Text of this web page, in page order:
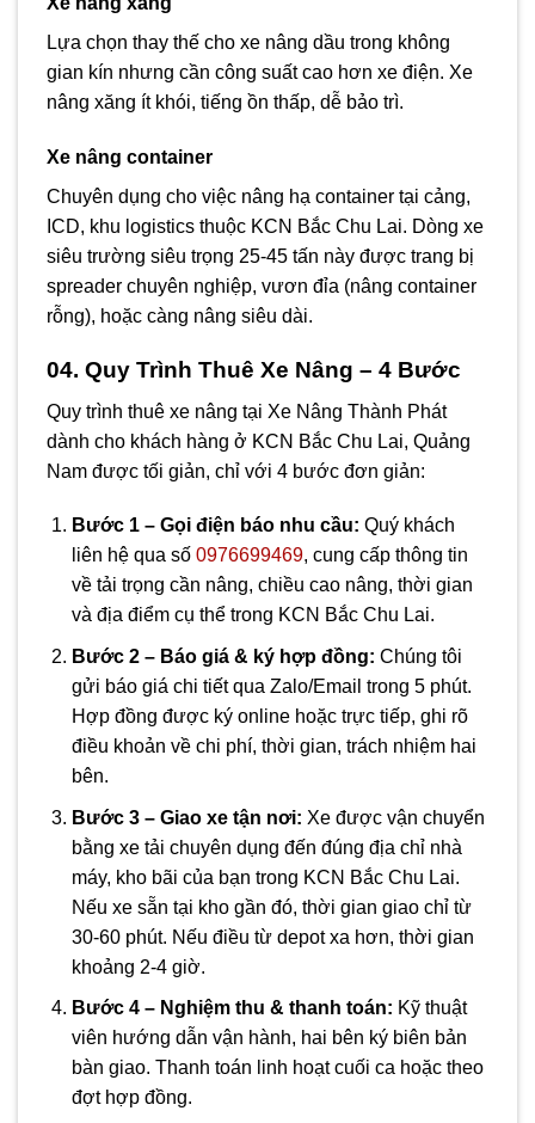
Lựa chọn thay thế cho xe nâng dầu trong không
gian kín nhưng cần công suất cao hơn xe điện. Xe
nâng xăng ít khói, tiếng ồn thấp, dễ bảo trì.
Xe nâng container
Chuyên dụng cho việc nâng hạ container tại cảng,
ICD, khu logistics thuộc KCN Bắc Chu Lai. Dòng xe
siêu trường siêu trọng 25-45 tấn này được trang bị
spreader chuyên nghiệp, vươn đỉa (nâng container
rỗng), hoặc càng nâng siêu dài.
04. Quy Trình Thuê Xe Nâng – 4 Bước
Quy trình thuê xe nâng tại Xe Nâng Thành Phát
dành cho khách hàng ở KCN Bắc Chu Lai, Quảng
Nam được tối giản, chỉ với 4 bước đơn giản:
Bước 1 – Gọi điện báo nhu cầu: Quý khách
liên hệ qua số 0976699469, cung cấp thông tin
về tải trọng cần nâng, chiều cao nâng, thời gian
và địa điểm cụ thể trong KCN Bắc Chu Lai.
Bước 2 – Báo giá & ký hợp đồng: Chúng tôi
gửi báo giá chi tiết qua Zalo/Email trong 5 phút.
Hợp đồng được ký online hoặc trực tiếp, ghi rõ
điều khoản về chi phí, thời gian, trách nhiệm hai
bên.
Bước 3 – Giao xe tận nơi: Xe được vận chuyển
bằng xe tải chuyên dụng đến đúng địa chỉ nhà
máy, kho bãi của bạn trong KCN Bắc Chu Lai.
Nếu xe sẵn tại kho gần đó, thời gian giao chỉ từ
30-60 phút. Nếu điều từ depot xa hơn, thời gian
khoảng 2-4 giờ.
Bước 4 – Nghiệm thu & thanh toán: Kỹ thuật
viên hướng dẫn vận hành, hai bên ký biên bản
bàn giao. Thanh toán linh hoạt cuối ca hoặc theo
đợt hợp đồng.